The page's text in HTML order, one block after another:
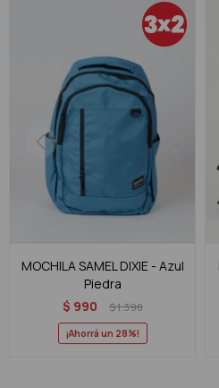
MOCHILA SAMEL DIXIE - Azul
Piedra
$ 990 $1.390
28